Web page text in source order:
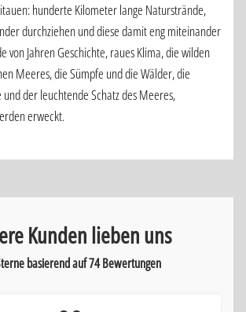
hunderte Kilometer lange Naturstrände,
durchziehen und diese damit eng miteinander
von Jahren Geschichte, raues Klima, die wilden
Meeres, die Sümpfe und die Wälder, die
der leuchtende Schatz des Meeres,
erweckt.
Kunden lieben uns
basierend auf74Bewertungen